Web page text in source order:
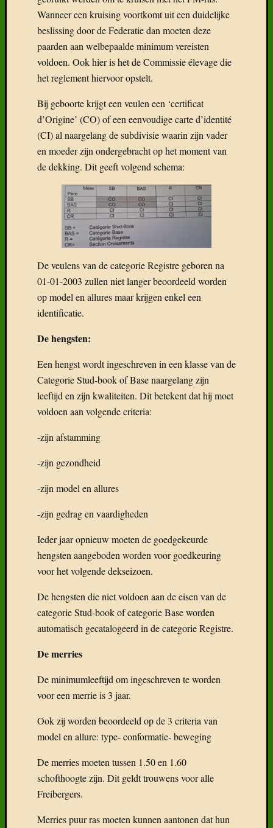
Wanneer een kruising voortkomt uit een duidelijke
beslissing door de Federatie dan moeten deze
paarden aan welbepaalde minimum vereisten
voldoen. Ook hier is het de Commissie élevage die
het reglement hiervoor opstelt.
Bij geboorte krijgt een veulen een ‘certificat
d’Origine’ (CO) of een eenvoudige carte d’identité
(CI) al naargelang de subdivisie waarin zijn vader
en moeder zijn ondergebracht op het moment van
de dekking. Dit geeft volgend schema:
De veulens van de categorie Registre geboren na
01-01-2003 zullen niet langer beoordeeld worden
op model en allures maar krijgen enkel een
identificatie.
De hengsten:
Een hengst wordt ingeschreven in een klasse van de
Categorie Stud-book of Base naargelang zijn
leeftijd en zijn kwaliteiten. Dit betekent dat hij moet
voldoen aan volgende criteria:
-zijn afstamming
-zijn gezondheid
-zijn model en allures
-zijn gedrag en vaardigheden
Ieder jaar opnieuw moeten de goedgekeurde
hengsten aangeboden worden voor goedkeuring
voor het volgende dekseizoen.
De hengsten die niet voldoen aan de eisen van de
categorie Stud-book of categorie Base worden
automatisch gecatalogeerd in de categorie Registre.
De merries
De minimumleeftijd om ingeschreven te worden
voor een merrie is 3 jaar.
Ook zij worden beoordeeld op de 3 criteria van
model en allure: type- conformatie- beweging
De merries moeten tussen 1.50 en 1.60
schofthoogte zijn. Dit geldt trouwens voor alle
Freibergers.
Merries puur ras moeten kunnen aantonen dat hun